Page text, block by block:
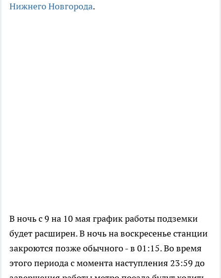
Нижнего Новгорода.
В ночь с 9 на 10 мая график работы подземки
будет расширен. В ночь на воскресенье станции
закроются позже обычного - в 01:15. Во время
этого периода с момента наступления 23:59 до